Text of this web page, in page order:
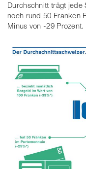
Durchschnitt trägt jede
noch rund 50 Franken
Minus von -29 Prozent.